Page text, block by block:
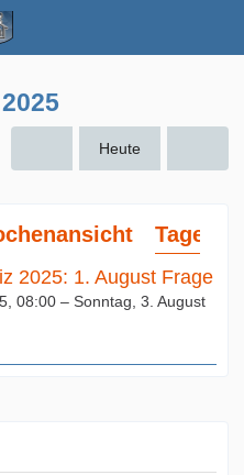
Heute
2025: 1. August Frage
08:00 – Sonntag, 3. August